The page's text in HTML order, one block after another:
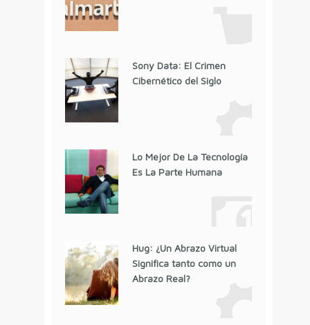
Sony Data: El Crimen
Cibernético del Siglo
Lo Mejor De La Tecnología
Es La Parte Humana
Hug: ¿Un Abrazo Virtual
Significa tanto como un
Abrazo Real?